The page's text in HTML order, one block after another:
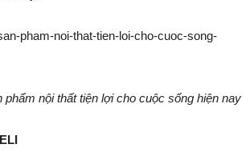
phẩm nội thất tiện lợi cho cuộc sống hiện nay